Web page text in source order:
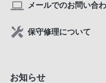
メールでのお問い合
保守修理について
お知らせ